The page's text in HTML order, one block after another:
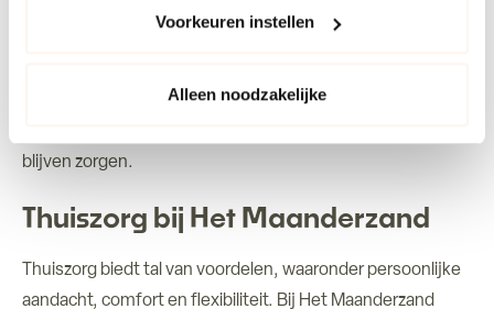
ieder moment wijzigen via onze cookie-instellingen. Meer
Voorkeuren instellen
Alleen noodzakelijke
overbelasting en stress te voorkomen, waardoor
blijven zorgen.
Thuiszorg bij Het Maanderzand
Thuiszorg biedt tal van voordelen, waaronder persoonlijke
aandacht, comfort en flexibiliteit. Bij Het Maanderzand